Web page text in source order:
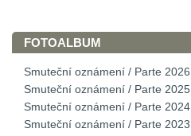
FOTOALBUM
Smuteční oznámení / Parte 2026
Smuteční oznámení / Parte 2025
Smuteční oznámení / Parte 2024
Smuteční oznámení / Parte 2023